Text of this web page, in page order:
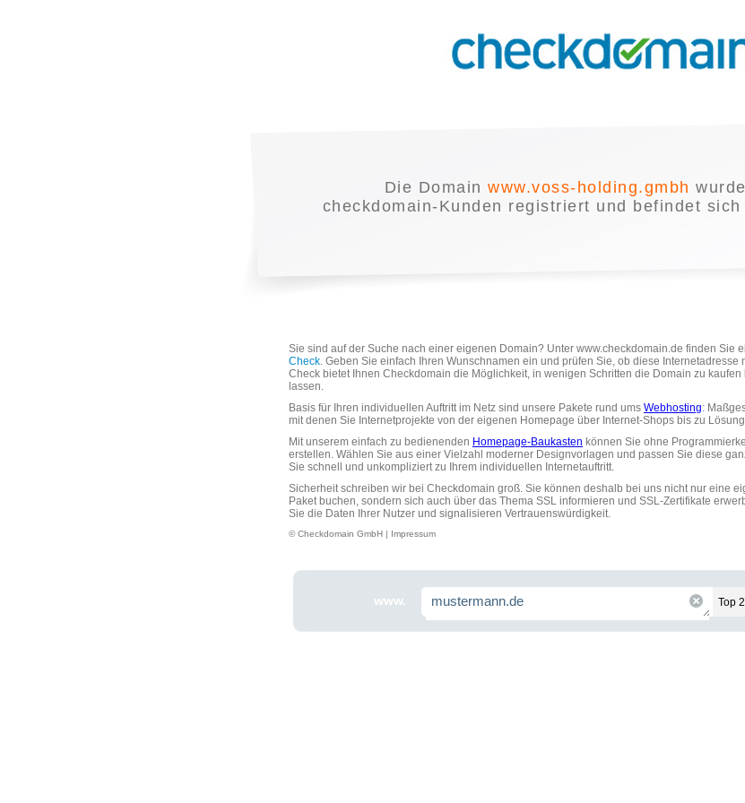
Die Domain www.voss-holding.gmbh
checkdomain-Kunden registriert und befindet
Sie sind auf der Suche nach einer eigenen Domain? Unter www.checkdomain.de finden Sie
Check. Geben Sie einfach Ihren Wunschnamen ein und prüfen Sie, ob diese
Check bietet Ihnen Checkdomain die Möglichkeit, in wenigen Schritten die Domain zu
lassen.
Basis für Ihren individuellen Auftritt im Netz sind unsere Pakete rund ums Webhosting:
mit denen Sie Internetprojekte von der eigenen Homepage über Internet-Shops bis zu
Mit unserem einfach zu bedienenden Homepage-Baukasten können Sie ohne
erstellen. Wählen Sie aus einer Vielzahl moderner Designvorlagen und passen Sie diese
Sie schnell und unkompliziert zu Ihrem individuellen Internetauftritt.
Sicherheit schreiben wir bei Checkdomain groß. Sie können deshalb bei uns nicht nur eine
Paket buchen, sondern sich auch über das Thema SSL informieren und SSL-Zertifikate
Sie die Daten Ihrer Nutzer und signalisieren Vertrauenswürdigkeit.
© Checkdomain GmbH | Impressum
www. Top